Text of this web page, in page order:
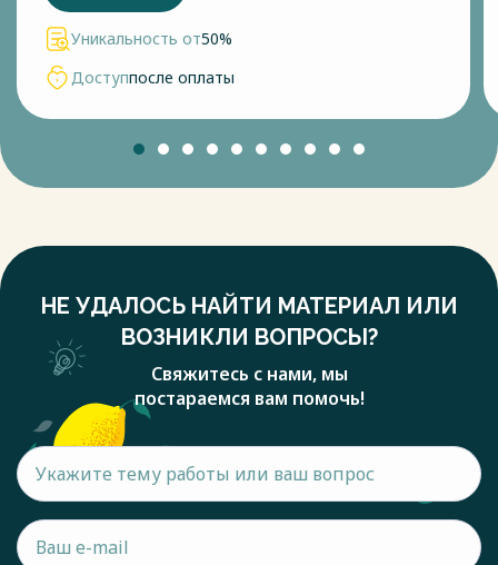
Уникальность от50%
Доступпосле оплаты
НЕ УДАЛОСЬ НАЙТИ МАТЕРИАЛ ИЛИ
ВОЗНИКЛИ ВОПРОСЫ?
Свяжитесь с нами, мы
постараемся вам помочь!